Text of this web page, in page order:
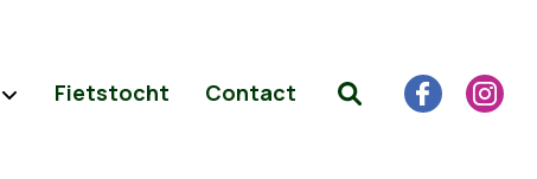
Fietstocht Contact